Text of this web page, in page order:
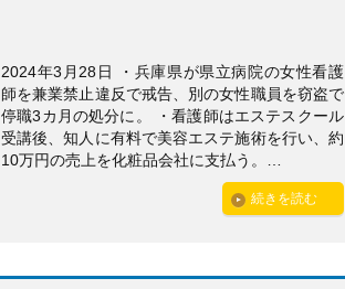
2024年3月28日 ・兵庫県が県立病院の女性看護
師を兼業禁止違反で戒告、別の女性職員を窃盗で
停職3カ月の処分に。 ・看護師はエステスクール
受講後、知人に有料で美容エステ施術を行い、約
10万円の売上を化粧品会社に支払う。…
続きを読む